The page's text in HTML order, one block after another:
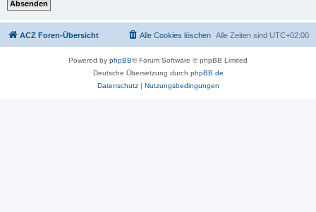
ACZ Foren-Übersicht Alle Zeiten sind UTC+02:00
Alle Cookies löschen
Powered by phpBB® Forum Software © phpBB Limited
Deutsche Übersetzung durch phpBB.de
Datenschutz| Nutzungsbedingungen